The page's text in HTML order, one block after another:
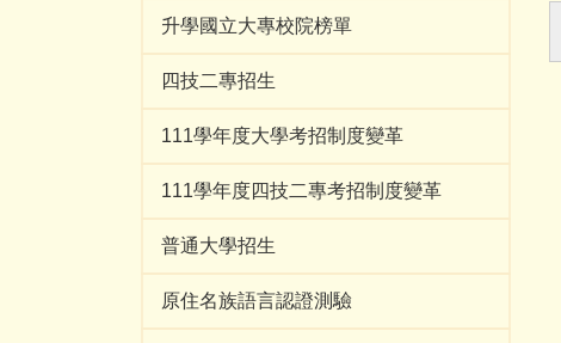
升學國立大專校院榜單
四技二專招生
111學年度大學考招制度變革
111學年度四技二專考招制度變革
普通大學招生
原住名族語言認證測驗